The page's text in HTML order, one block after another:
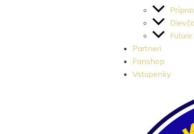
-
l
a
m
-
-
Partneri
Fanshop
Vstupenky